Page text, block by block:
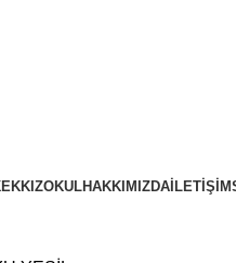
KIZOKULHAKKIMIZDA İLETIŞIM